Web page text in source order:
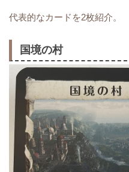
代表的なカードを2枚紹介。
国境の村